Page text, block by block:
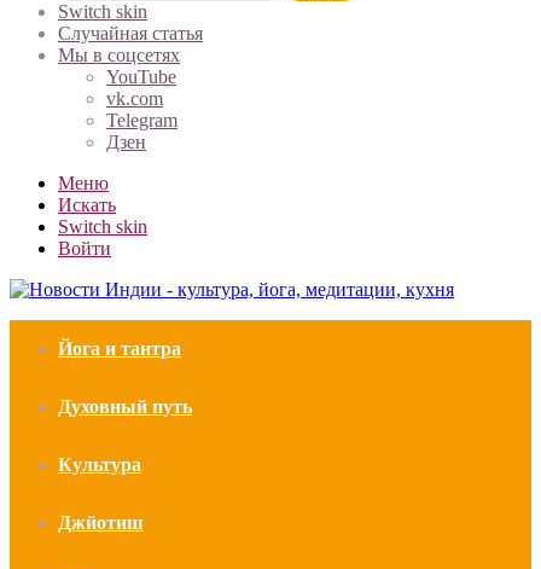
Switch skin
Случайная статья
Мы в соцсетях
YouTube
vk.com
Telegram
Дзен
Меню
Искать
Switch skin
Войти
Йога и тантра
Духовный путь
Культура
Джйотиш